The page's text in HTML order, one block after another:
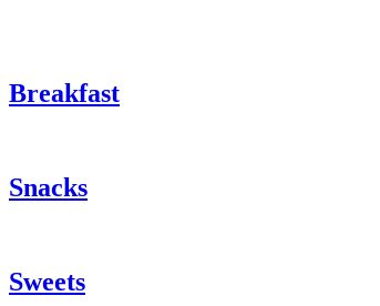
Breakfast
Snacks
Sweets